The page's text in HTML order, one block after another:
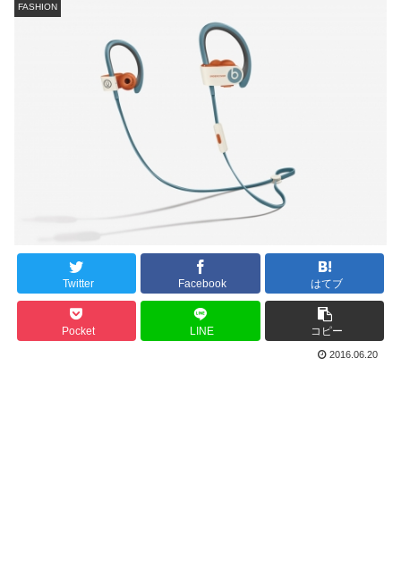
FASHION
Twitter Facebook はてブ
Pocket LINE コピー
2016.06.20